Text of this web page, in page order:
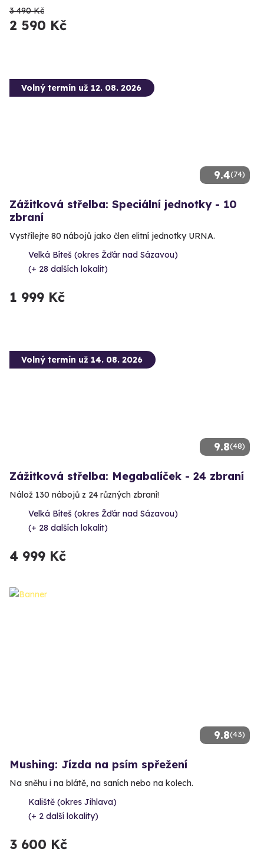
3 490 Kč
2 590 Kč
9.4(74)
Volný termín už 12. 08. 2026
Zážitková střelba: Speciální jednotky - 10
zbraní
Vystřílejte 80 nábojů jako člen elitní jednotky URNA.
Velká Bíteš (okres Žďár nad Sázavou)
(+ 28 dalších lokalit)
1 999 Kč
9.8(48)
Volný termín už 14. 08. 2026
Zážitková střelba: Megabalíček - 24 zbraní
Nálož 130 nábojů z 24 různých zbraní!
Velká Bíteš (okres Žďár nad Sázavou)
(+ 28 dalších lokalit)
4 999 Kč
9.8(43)
Mushing: Jízda na psím spřežení
Na sněhu i na blátě, na saních nebo na kolech.
Kaliště (okres Jihlava)
(+ 2 další lokality)
3 600 Kč